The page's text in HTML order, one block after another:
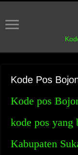
Kode Pos
Kode pos
kode pos
Kabupaten